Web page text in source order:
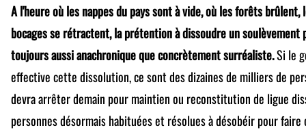
A l'heure où les nappes du pays sont à vide, où les forêts
bocages se rétractent, la prétention à dissoudre un
toujours aussi anachronique que concrètement surréaliste.Si le
effective cette dissolution, ce sont des dizaines de milliers de
devra arrêter demain pour maintien ou reconstitution de ligue
personnes désormais habituées et résolues à désobéir pour faire